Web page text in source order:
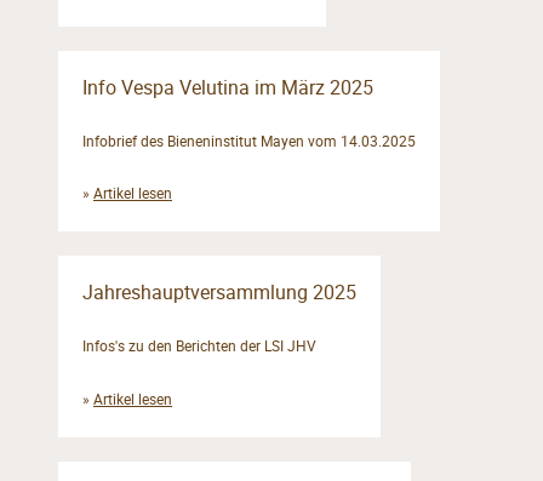
Info Vespa Velutina im März 2025
Infobrief des Bieneninstitut Mayen vom 14.03.2025
» Artikel lesen
Jahreshauptversammlung 2025
Infos's zu den Berichten der LSI JHV
» Artikel lesen